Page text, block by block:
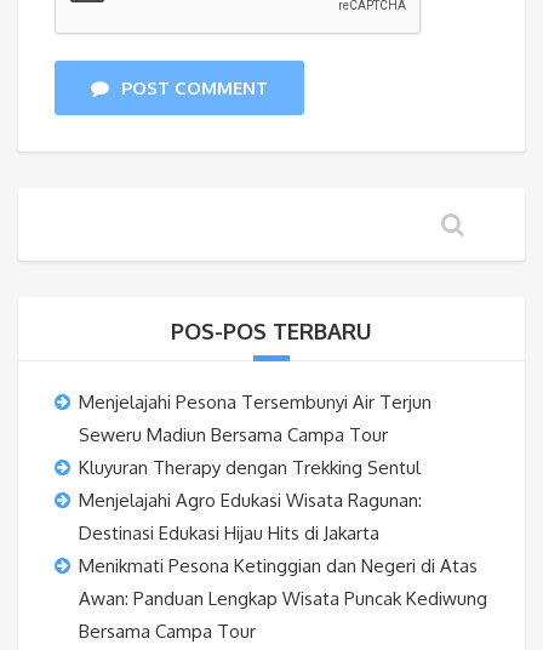
POST COMMENT
POS-POS TERBARU
Menjelajahi Pesona Tersembunyi Air Terjun
Seweru Madiun Bersama Campa Tour
Kluyuran Therapy dengan Trekking Sentul
Menjelajahi Agro Edukasi Wisata Ragunan:
Destinasi Edukasi Hijau Hits di Jakarta
Menikmati Pesona Ketinggian dan Negeri di Atas
Awan: Panduan Lengkap Wisata Puncak Kediwung
Bersama Campa Tour